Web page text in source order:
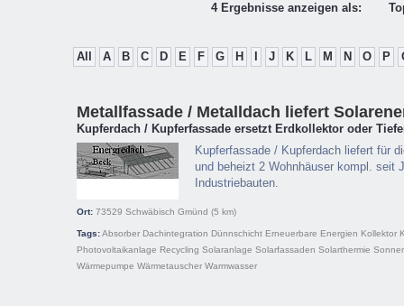
4 Ergebnisse anzeigen als:
All A B C D E F G H J K L M N O P
Metallfassade / Metalldach liefert
Kupferdach / Kupferfassade ersetzt Erdkollektor oder
Kupferfassade / Kupferdach liefert für
und beheizt 2 Wohnhäuser kompl. seit
Industriebauten.
Ort: 73529 Schwäbisch Gmünd (5 km)
Tags:Absorber Dachintegration Dünnschicht Erneuerbare Energien Kollektor
Photovoltaikanlage Recycling Solaranlage Solarfassaden Solarthermie
Wärmepumpe Wärmetauscher Warmwasser